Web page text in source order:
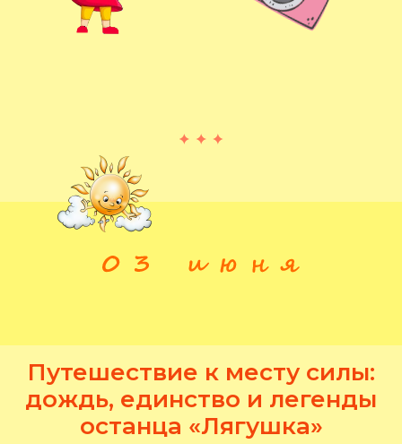
Путешествие к месту силы:
дождь, единство и легенды
останца «Лягушка»